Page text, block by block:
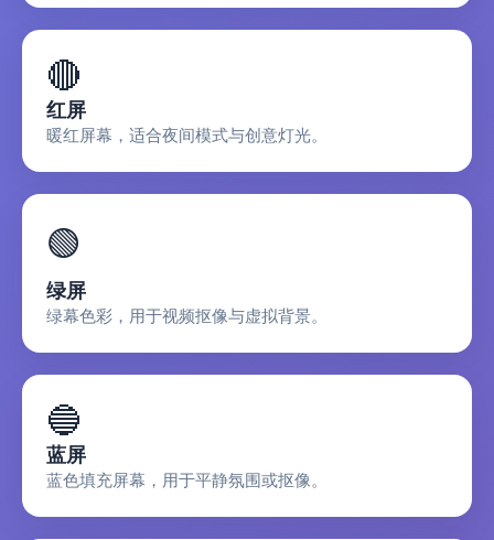
🔴
红屏
暖红屏幕，适合夜间模式与创意灯光。
🟢
绿屏
绿幕色彩，用于视频抠像与虚拟背景。
🔵
蓝屏
蓝色填充屏幕，用于平静氛围或抠像。